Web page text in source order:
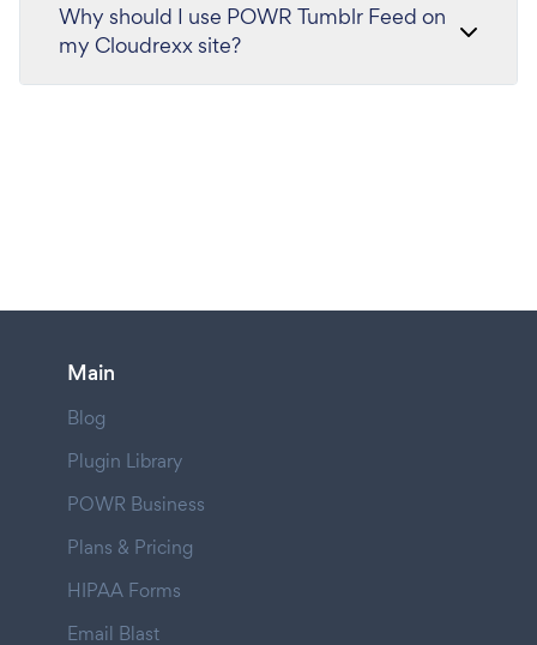
Why should I use POWR Tumblr Feed on
my Cloudrexx site?
Main
Blog
Plugin Library
POWR Business
Plans & Pricing
HIPAA Forms
Email Blast